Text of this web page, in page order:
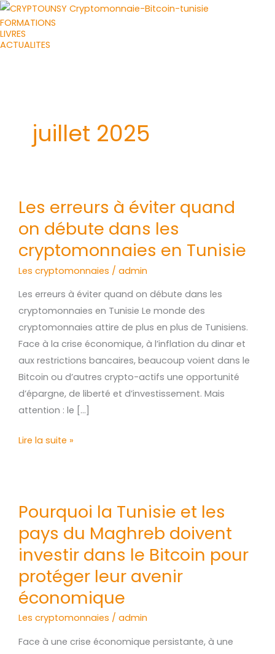
Aller
au
contenu
FORMATIONS
LIVRES
ACTUALITES
juillet 2025
Les erreurs à éviter quand
on débute dans les
cryptomonnaies en Tunisie
Les cryptomonnaies / admin
Les erreurs à éviter quand on débute dans les
cryptomonnaies en Tunisie Le monde des
cryptomonnaies attire de plus en plus de Tunisiens.
Face à la crise économique, à l’inflation du dinar et
aux restrictions bancaires, beaucoup voient dans le
Bitcoin ou d’autres crypto-actifs une opportunité
d’épargne, de liberté et d’investissement. Mais
attention : le […]
erreurs
à
quand
on
débute
dans
les
cryptomonnaies
en
Tunisie
Lire la suite »
Pourquoi la Tunisie et les
pays du Maghreb doivent
investir dans le Bitcoin pour
protéger leur avenir
économique
Les cryptomonnaies / admin
Face à une crise économique persistante, à une
la
Tunisie
et
les
pays
du
doivent
investir